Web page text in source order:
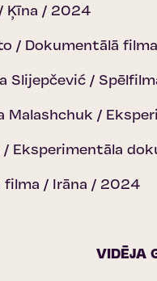
Ķīna / 2024
/ Dokumentālā
Slijepčević /
Malashchuk /
/ Eksperimentāla
filma / Irāna / 2024
VIDĒJA